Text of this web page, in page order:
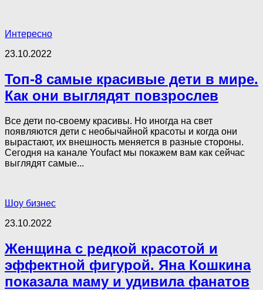
Интересно
23.10.2022
Топ-8 самые красивые дети в мире.
Как они выглядят повзрослев
Все дети по-своему красивы. Но иногда на свет
появляются дети с необычайной красоты и когда они
вырастают, их внешность меняется в разные стороны.
Сегодня на канале Youfact мы покажем вам как сейчас
выглядят самые...
Шоу бизнес
23.10.2022
Женщина с редкой красотой и
эффектной фигурой. Яна Кошкина
показала маму и удивила фанатов